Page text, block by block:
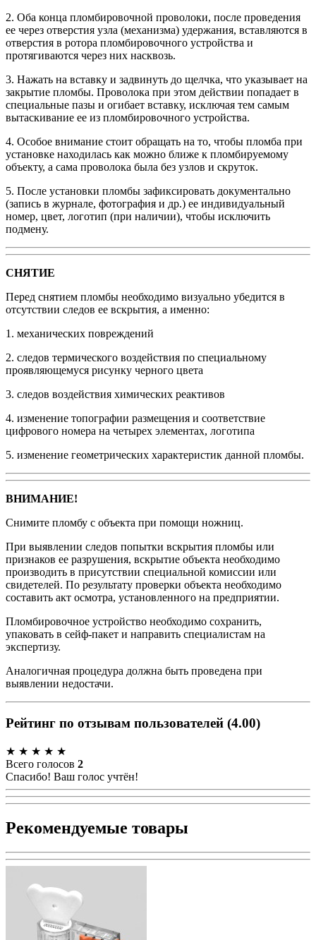
2. Оба конца пломбировочной проволоки, после проведения
ее через отверстия узла (механизма) удержания, вставляются в
отверстия в ротора пломбировочного устройства и
протягиваются через них насквозь.
3. Нажать на вставку и задвинуть до щелчка, что указывает на
закрытие пломбы. Проволока при этом действии попадает в
специальные пазы и огибает вставку, исключая тем самым
вытаскивание ее из пломбировочного устройства.
4. Особое внимание стоит обращать на то, чтобы пломба при
установке находилась как можно ближе к пломбируемому
объекту, а сама проволока была без узлов и скруток.
5. После установки пломбы зафиксировать документально
(запись в журнале, фотография и др.) ее индивидуальный
номер, цвет, логотип (при наличии), чтобы исключить
подмену.
СНЯТИЕ
Перед снятием пломбы необходимо визуально убедится в
отсутствии следов ее вскрытия, а именно:
1. механических повреждений
2. следов термического воздействия по специальному
проявляющемуся рисунку черного цвета
3. следов воздействия химических реактивов
4. изменение топографии размещения и соответствие
цифрового номера на четырех элементах, логотипа
5. изменение геометрических характеристик данной пломбы.
ВНИМАНИЕ!
Снимите пломбу с объекта при помощи ножниц.
При выявлении следов попытки вскрытия пломбы или
признаков ее разрушения, вскрытие объекта необходимо
производить в присутствии специальной комиссии или
свидетелей. По результату проверки объекта необходимо
составить акт осмотра, установленного на предприятии.
Пломбировочное устройство необходимо сохранить,
упаковать в сейф-пакет и направить специалистам на
экспертизу.
Аналогичная процедура должна быть проведена при
выявлении недостачи.
Рейтинг по отзывам пользователей (4.00)
★ ★ ★ ★ ★
Всего голосов 2
Спасибо! Ваш голос учтён!
Рекомендуемые товары